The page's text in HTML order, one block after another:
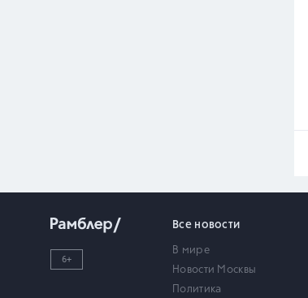
6+
Все новости
В мире
Новости Москвы
Политика